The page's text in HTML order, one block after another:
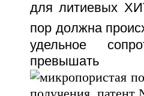
для литиевых
пор должна
удельное